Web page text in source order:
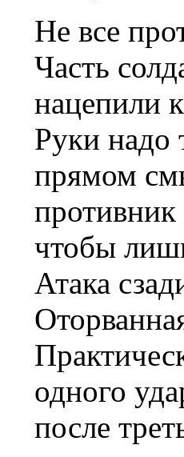
Не все
Часть
нацепили
Руки надо
прямом
чтобы
Атака
одного
после